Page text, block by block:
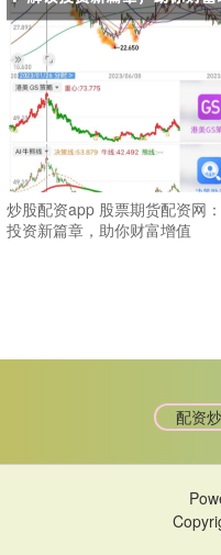
炒股配资app 股票期货配资网
投资新篇章，助你财富增值
配资